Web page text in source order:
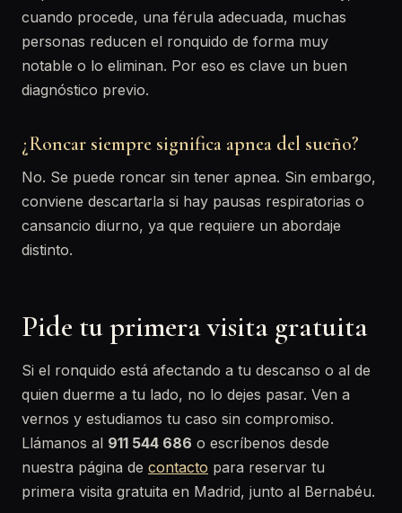
cuando procede, una férula adecuada, muchas
personas reducen el ronquido de forma muy
notable o lo eliminan. Por eso es clave un buen
diagnóstico previo.
¿Roncar siempre significa apnea del sueño?
No. Se puede roncar sin tener apnea. Sin embargo,
conviene descartarla si hay pausas respiratorias o
cansancio diurno, ya que requiere un abordaje
distinto.
Pide tu primera visita gratuita
Si el ronquido está afectando a tu descanso o al de
quien duerme a tu lado, no lo dejes pasar. Ven a
vernos y estudiamos tu caso sin compromiso.
Llámanos al 911 544 686 o escríbenos desde
nuestra página de contacto para reservar tu
primera visita gratuita en Madrid, junto al Bernabéu.